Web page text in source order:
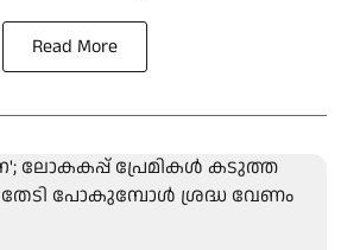
Read More